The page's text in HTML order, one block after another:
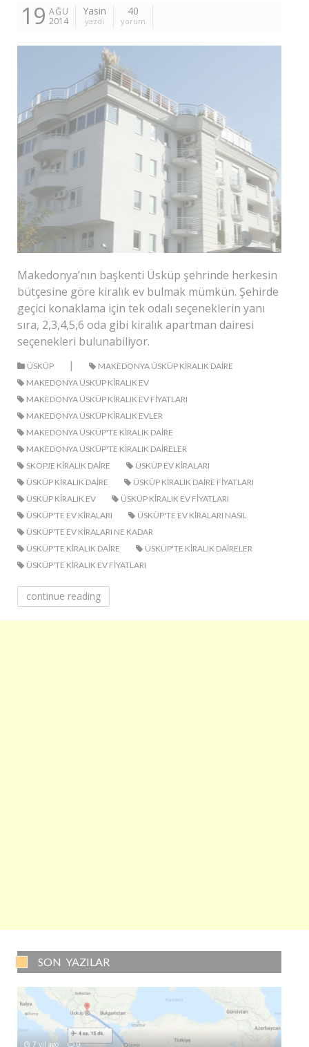
19 AĞU
2014
Yasin
yazdı
40
yorum
Makedonya’nın başkenti Üsküp şehrinde herkesin
bütçesine göre kiralık ev bulmak mümkün. Şehirde
geçici konaklama için tek odalı seçeneklerin yanı
sıra, 2,3,4,5,6 oda gibi kiralık apartman dairesi
seçenekleri bulunabiliyor.
ÜSKÜP |
MAKEDONYA ÜSKÜP KIRALIK DAIRE
MAKEDONYA ÜSKÜP KIRALIK EV
MAKEDONYA ÜSKÜP KIRALIK EV FIYATLARI
MAKEDONYA ÜSKÜP KIRALIK EVLER
MAKEDONYA ÜSKÜP'TE KIRALIK DAIRE
MAKEDONYA ÜSKÜP'TE KIRALIK DAIRELER
SKOPJE KIRALIK DAIRE
ÜSKÜP EV KIRALARI
ÜSKÜP KIRALIK DAIRE
ÜSKÜP KIRALIK DAIRE FIYATLARI
ÜSKÜP KIRALIK EV
ÜSKÜP KIRALIK EV FIYATLARI
ÜSKÜP'TE EV KIRALARI
ÜSKÜP'TE EV KIRALARI NASIL
ÜSKÜP'TE EV KIRALARI NE KADAR
ÜSKÜP'TE KIRALIK DAIRE
ÜSKÜP'TE KIRALIK DAIRELER
ÜSKÜP'TE KIRALIK EV FIYATLARI
continue reading
SON YAZILAR
7 yıl ago 0